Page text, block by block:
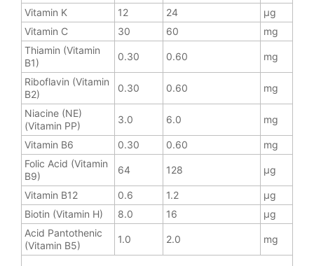
Vitamin K
12 24
µg
Vitamin C
30 60
mg
Thiamin (Vitamin
B1)
0.30 0.60 mg
Riboflavin (Vitamin
B2)
0.30 0.60 mg
Niacine (NE)
(Vitamin PP)
3.0 6.0 mg
Vitamin B6 0.30 0.60
mg
Folic Acid (Vitamin
B9)
64 128 µg
Vitamin B12 0.6 1.2
µg
Biotin (Vitamin H)
8.0 16
µg
Acid Pantothenic
(Vitamin B5)
1.0 2.0 mg